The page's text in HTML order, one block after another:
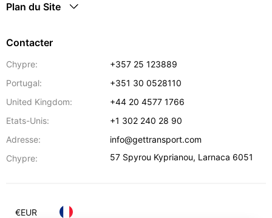
Plan du Site
Contacter
Chypre:
+357 25 123889
Portugal:
+351 30 0528110
United Kingdom:
+44 20 4577 1766
Etats-Unis:
+1 302 240 28 90
Adresse:
info@gettransport.com
Chypre:
57 Spyrou Kyprianou, Larnaca 6051
€EUR